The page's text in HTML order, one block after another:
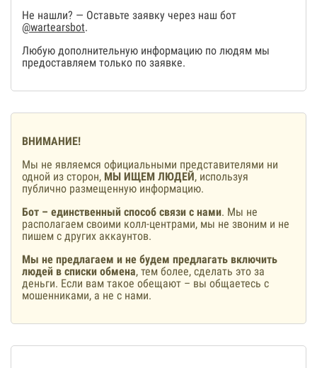
Не нашли? — Оставьте заявку через наш бот
@wartearsbot.
Любую дополнительную информацию по людям мы
предоставляем только по заявке.
ВНИМАНИЕ!
Мы не являемся официальными представителями ни
одной из сторон, МЫ ИЩЕМ ЛЮДЕЙ, используя
публично размещенную информацию.
Бот – единственный способ связи с нами. Мы не
располагаем своими колл-центрами, мы не звоним и не
пишем с других аккаунтов.
Мы не предлагаем и не будем предлагать включить
людей в списки обмена, тем более, сделать это за
деньги. Если вам такое обещают – вы общаетесь с
мошенниками, а не с нами.